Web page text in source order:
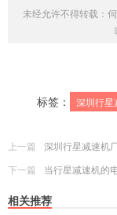
未经允许不得转载：
标签： 深圳行星
上一篇
深圳行星减速机
下一篇
当行星减速机的
相关推荐